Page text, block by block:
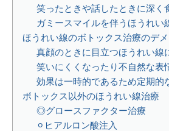
笑ったときや話したときに深く
ガミースマイルを伴うほうれい
ほうれい線のボトックス治療のデメ
真顔のときに目立つほうれい線
笑いにくくなったり不自然な表
効果は一時的であるため定期的
ボトックス以外のほうれい線治療
◎グロースファクター治療
⚪︎ヒアルロン酸注入